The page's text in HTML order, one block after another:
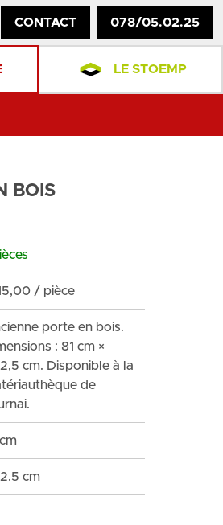
CONTACT 078/05.02.25
LE STOEMP
BOIS
/ pièce
porte en bois.
: 81 cm ×
cm. Disponible à la
de
cm